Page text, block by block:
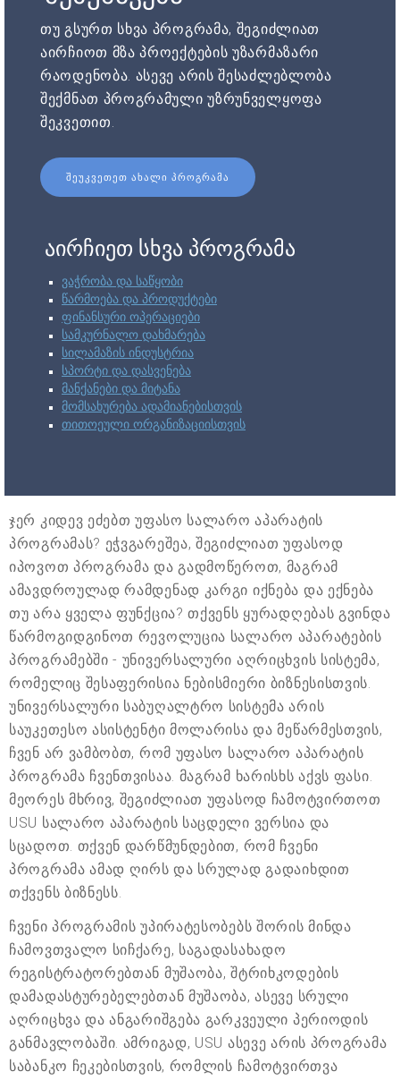
თუ გსურთ სხვა პროგრამა, შეგიძლიათ
აირჩიოთ მზა პროექტების უზარმაზარი
რაოდენობა. ასევე არის შესაძლებლობა
შექმნათ პროგრამული უზრუნველყოფა
შეკვეთით.
ᲨᲔᲣᲙᲕᲔᲗᲔᲗ ᲐᲮᲐᲚᲘ ᲞᲠᲝᲒᲠᲐᲛᲐ
აირჩიეთ სხვა პროგრამა
ვაჭრობა და საწყობი
წარმოება და პროდუქტები
ფინანსური ოპერაციები
სამკურნალო დახმარება
სილამაზის ინდუსტრია
სპორტი და დასვენება
მანქანები და მიტანა
მომსახურება ადამიანებისთვის
თითოეული ორგანიზაციისთვის
ჯერ კიდევ ეძებთ უფასო სალარო აპარატის
პროგრამას? ეჭვგარეშეა, შეგიძლიათ უფასოდ
იპოვოთ პროგრამა და გადმოწეროთ, მაგრამ
ამავდროულად რამდენად კარგი იქნება და ექნება
თუ არა ყველა ფუნქცია? თქვენს ყურადღებას გვინდა
წარმოგიდგინოთ რევოლუცია სალარო აპარატების
პროგრამებში - უნივერსალური აღრიცხვის სისტემა,
რომელიც შესაფერისია ნებისმიერი ბიზნესისთვის.
უნივერსალური საბუღალტრო სისტემა არის
საუკეთესო ასისტენტი მოლარისა და მეწარმესთვის,
ჩვენ არ ვამბობთ, რომ უფასო სალარო აპარატის
პროგრამა ჩვენთვისაა. მაგრამ ხარისხს აქვს ფასი.
მეორეს მხრივ, შეგიძლიათ უფასოდ ჩამოტვირთოთ
USU სალარო აპარატის საცდელი ვერსია და
სცადოთ. თქვენ დარწმუნდებით, რომ ჩვენი
პროგრამა ამად ღირს და სრულად გადაიხდით
თქვენს ბიზნესს.
ჩვენი პროგრამის უპირატესობებს შორის მინდა
ჩამოვთვალო სიჩქარე, საგადასახადო
რეგისტრატორებთან მუშაობა, შტრიხკოდების
დამადასტურებელებთან მუშაობა, ასევე სრული
აღრიცხვა და ანგარიშგება გარკვეული პერიოდის
განმავლობაში. ამრიგად, USU ასევე არის პროგრამა
საბანკო ჩეკებისთვის, რომლის ჩამოტვირთვა